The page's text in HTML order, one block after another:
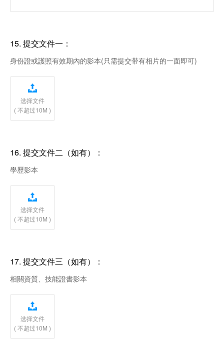
15. 提交文件一：
身份證或護照有效期內的影本(只需提交带有相片的一面即可)

选择文件
( 不超过10M )
16. 提交文件二（如有）：
學歷影本

选择文件
( 不超过10M )
17. 提交文件三（如有）：
相關資質、技能證書影本

选择文件
( 不超过10M )